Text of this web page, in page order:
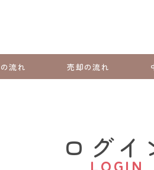
流れ 売却の流れ
ログイ
LOGIN